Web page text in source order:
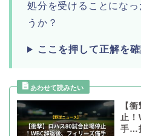
処分を受けることにな
うか？
ここを押して正解を
【
止！
手…